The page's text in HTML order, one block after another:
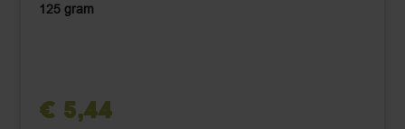
125 gram
€ 5,44 ‌